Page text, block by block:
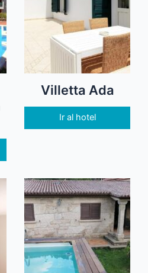
Villetta Ada
Ir al hotel